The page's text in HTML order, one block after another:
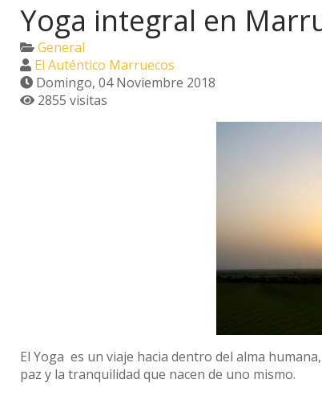
Yoga integral en
General
El Auténtico Marruecos
Domingo, 04 Noviembre 2018
2855 visitas
El Yoga es un viaje hacia dentro del alma
paz y la tranquilidad que nacen de uno mismo.